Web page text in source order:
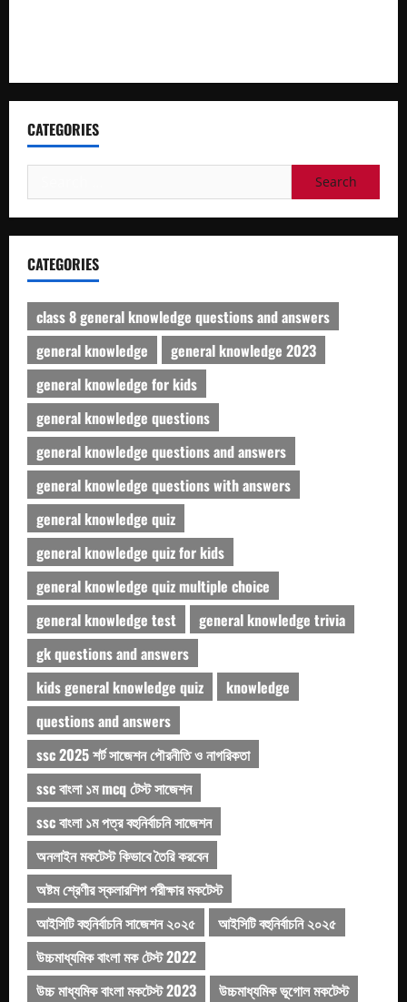
CATEGORIES
for:
CATEGORIES
class 8 general knowledge questions and answers
general knowledge
general knowledge 2023
general knowledge for kids
general knowledge questions
general knowledge questions and answers
general knowledge questions with answers
general knowledge quiz
general knowledge quiz for kids
general knowledge quiz multiple choice
general knowledge test
general knowledge trivia
gk questions and answers
kids general knowledge quiz
knowledge
questions and answers
ssc 2025 শর্ট সাজেশন পৌরনীতি ও নাগরিকতা
ssc বাংলা ১ম mcq টেস্ট সাজেশন
ssc বাংলা ১ম পত্র বহুনির্বাচনি সাজেশন
অনলাইন মকটেস্ট কিভাবে তৈরি করবেন
অষ্টম শ্রেণীর স্কলারশিপ পরীক্ষার মকটেস্ট
আইসিটি বহুনির্বাচনি সাজেশন ২০২৫
আইসিটি বহুনির্বাচনি ২০২৫
উচ্চমাধ্যমিক বাংলা মক টেস্ট 2022
উচ্চ মাধ্যমিক বাংলা মকটেস্ট 2023
উচ্চমাধ্যমিক ভূগোল মকটেস্ট